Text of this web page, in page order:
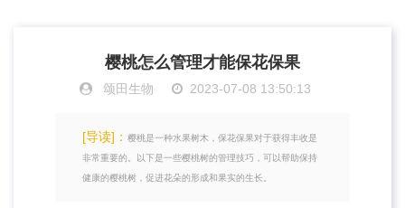
樱桃怎么管理才能保花保果
颂田生物 2023-07-08 13:50:13
[导读]： 樱桃是一种水果树木，保花保果对于获得丰收是
非常重要的。以下是一些樱桃树的管理技巧，可以帮助保持
健康的樱桃树，促进花朵的形成和果实的生长。